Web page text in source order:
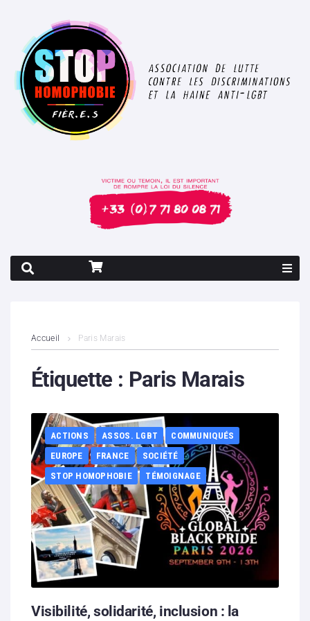
Contenus litigieux
Boutique
Partenaires
Contacts
Hébergement solidaire
Accueil Paris Marais
Étiquette : Paris Marais
ACTIONS ASSOS. LGBT
COMMUNIQUÉS
EUROPE
FRANCE
SOCIÉTÉ
STOP HOMOPHOBIE
TÉMOIGNAGE
Visibilité, solidarité, inclusion : la